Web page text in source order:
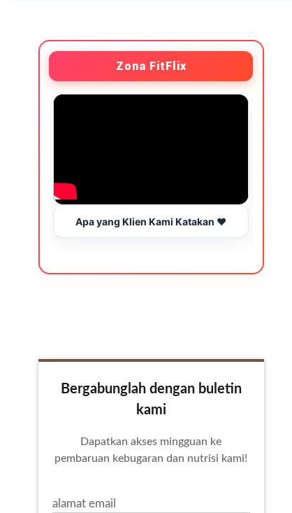
Zona FitFlix
Apa yang Klien Kami Katakan ❤️
Bergabunglah dengan buletin
kami
Dapatkan akses mingguan ke
pembaruan kebugaran dan nutrisi kami!
alamat email